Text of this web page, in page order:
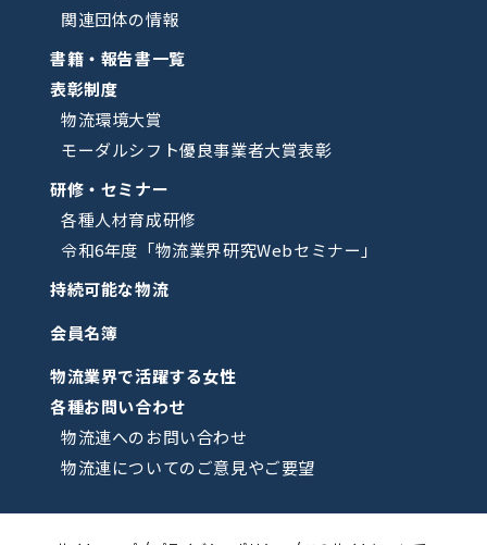
関連団体の情報
書籍・報告書一覧
表彰制度
物流環境大賞
モーダルシフト優良事業者大賞表彰
研修・セミナー
各種人材育成研修
令和6年度「物流業界研究Webセミナー」
持続可能な物流
会員名簿
物流業界で活躍する女性
各種お問い合わせ
物流連へのお問い合わせ
物流連についてのご意見やご要望